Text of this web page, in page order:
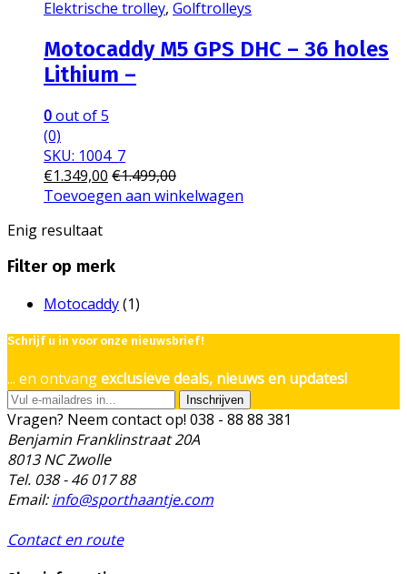
Elektrische trolley, Golftrolleys
Motocaddy M5 GPS DHC – 36 holes
Lithium –
0out of 5
(0)
SKU: 1004_7
€1.349,00 €1.499,00
Toevoegen aan winkelwagen
Enig resultaat
Filter op merk
Motocaddy(1)
Schrijf u in voor onze nieuwsbrief!
... en ontvangexclusieve deals, nieuws en updates!
Inschrijven
Vragen? Neem contact op! 038 - 88 88 381
Benjamin Franklinstraat 20A
8013 NC Zwolle
Tel. 038 - 46 017 88
Email:info@sporthaantje.com
Contact en route